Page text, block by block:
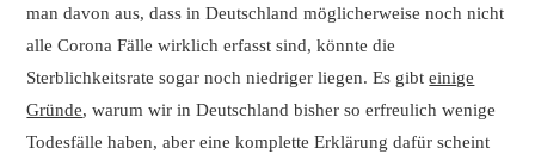
man davon aus, dass in Deutschland möglicherweise noch nicht
alle Corona Fälle wirklich erfasst sind, könnte die
Sterblichkeitsrate sogar noch niedriger liegen. Es gibteinige
Gründe, warum wir in Deutschland bisher so erfreulich wenige
Todesfälle haben, aber eine komplette Erklärung dafür scheint